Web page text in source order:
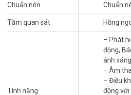
Nhận thông báo ngay lập tức khi phát
động. Bạn cũng có thể thiết lập các khu
có thể tùy chỉnh để chỉ cho phép
Theo Dõi Chuyển Động Chính Xác
Khi phát hiện hoạt động chuyển động,
tượng để giữ nó trong tầm nhìn.
Chuẩn nén Chuẩn
Tầm quan sát Hồng
Tính năng
– Phát
động,
ánh
– Âm
– Điều
động với